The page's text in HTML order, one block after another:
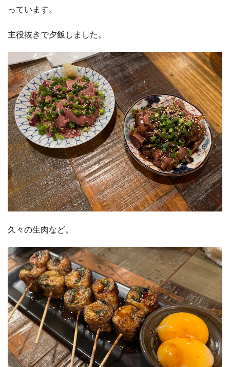
っています。
主役抜きで夕飯しました。
久々の生肉など。